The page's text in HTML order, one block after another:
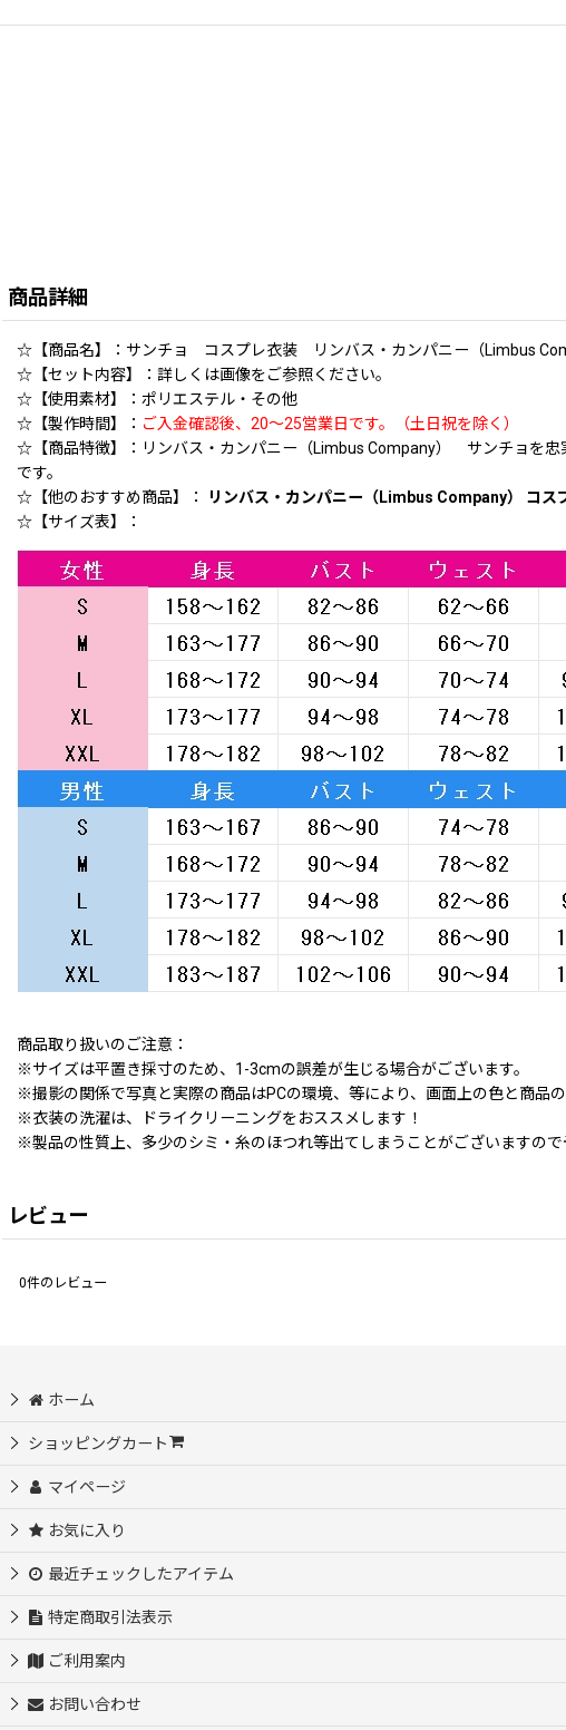
商品詳細
☆【商品名】：サンチョ コスプレ衣装 リンバス・カンパニー（Limbus
☆【セット内容】：詳しくは画像をご参照ください。
☆【使用素材】：ポリエステル・その他
☆【製作時間】： ご入金確認後、20〜25営業日です。（土日祝を除く）
☆【商品特徴】：リンバス・カンパニー（Limbus Company） サンチョを忠
です。
☆【他のおすすめ商品】：
リンバス・カンパニー（Limbus Company） コス
☆【サイズ表】：
商品取り扱いのご注意：
※サイズは平置き採寸のため、1-3cmの誤差が生じる場合がございます。
※撮影の関係で写真と実際の商品はPCの環境、等により、画面上の色と商品
※衣装の洗濯は、ドライクリーニングをおススメします！
※製品の性質上、多少のシミ・糸のほつれ等出てしまうことがございますの
レビュー
0件のレビュー
ホーム
ショッピングカート
マイページ
お気に入り
最近チェックしたアイテム
特定商取引法表示
ご利用案内
お問い合わせ